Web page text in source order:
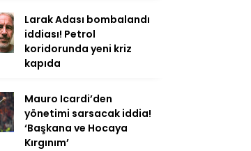
Larak Adası bombalandı
iddiası! Petrol
koridorunda yeni kriz
kapıda
Mauro Icardi’den
yönetimi sarsacak iddia!
‘Başkana ve Hocaya
Kırgınım’